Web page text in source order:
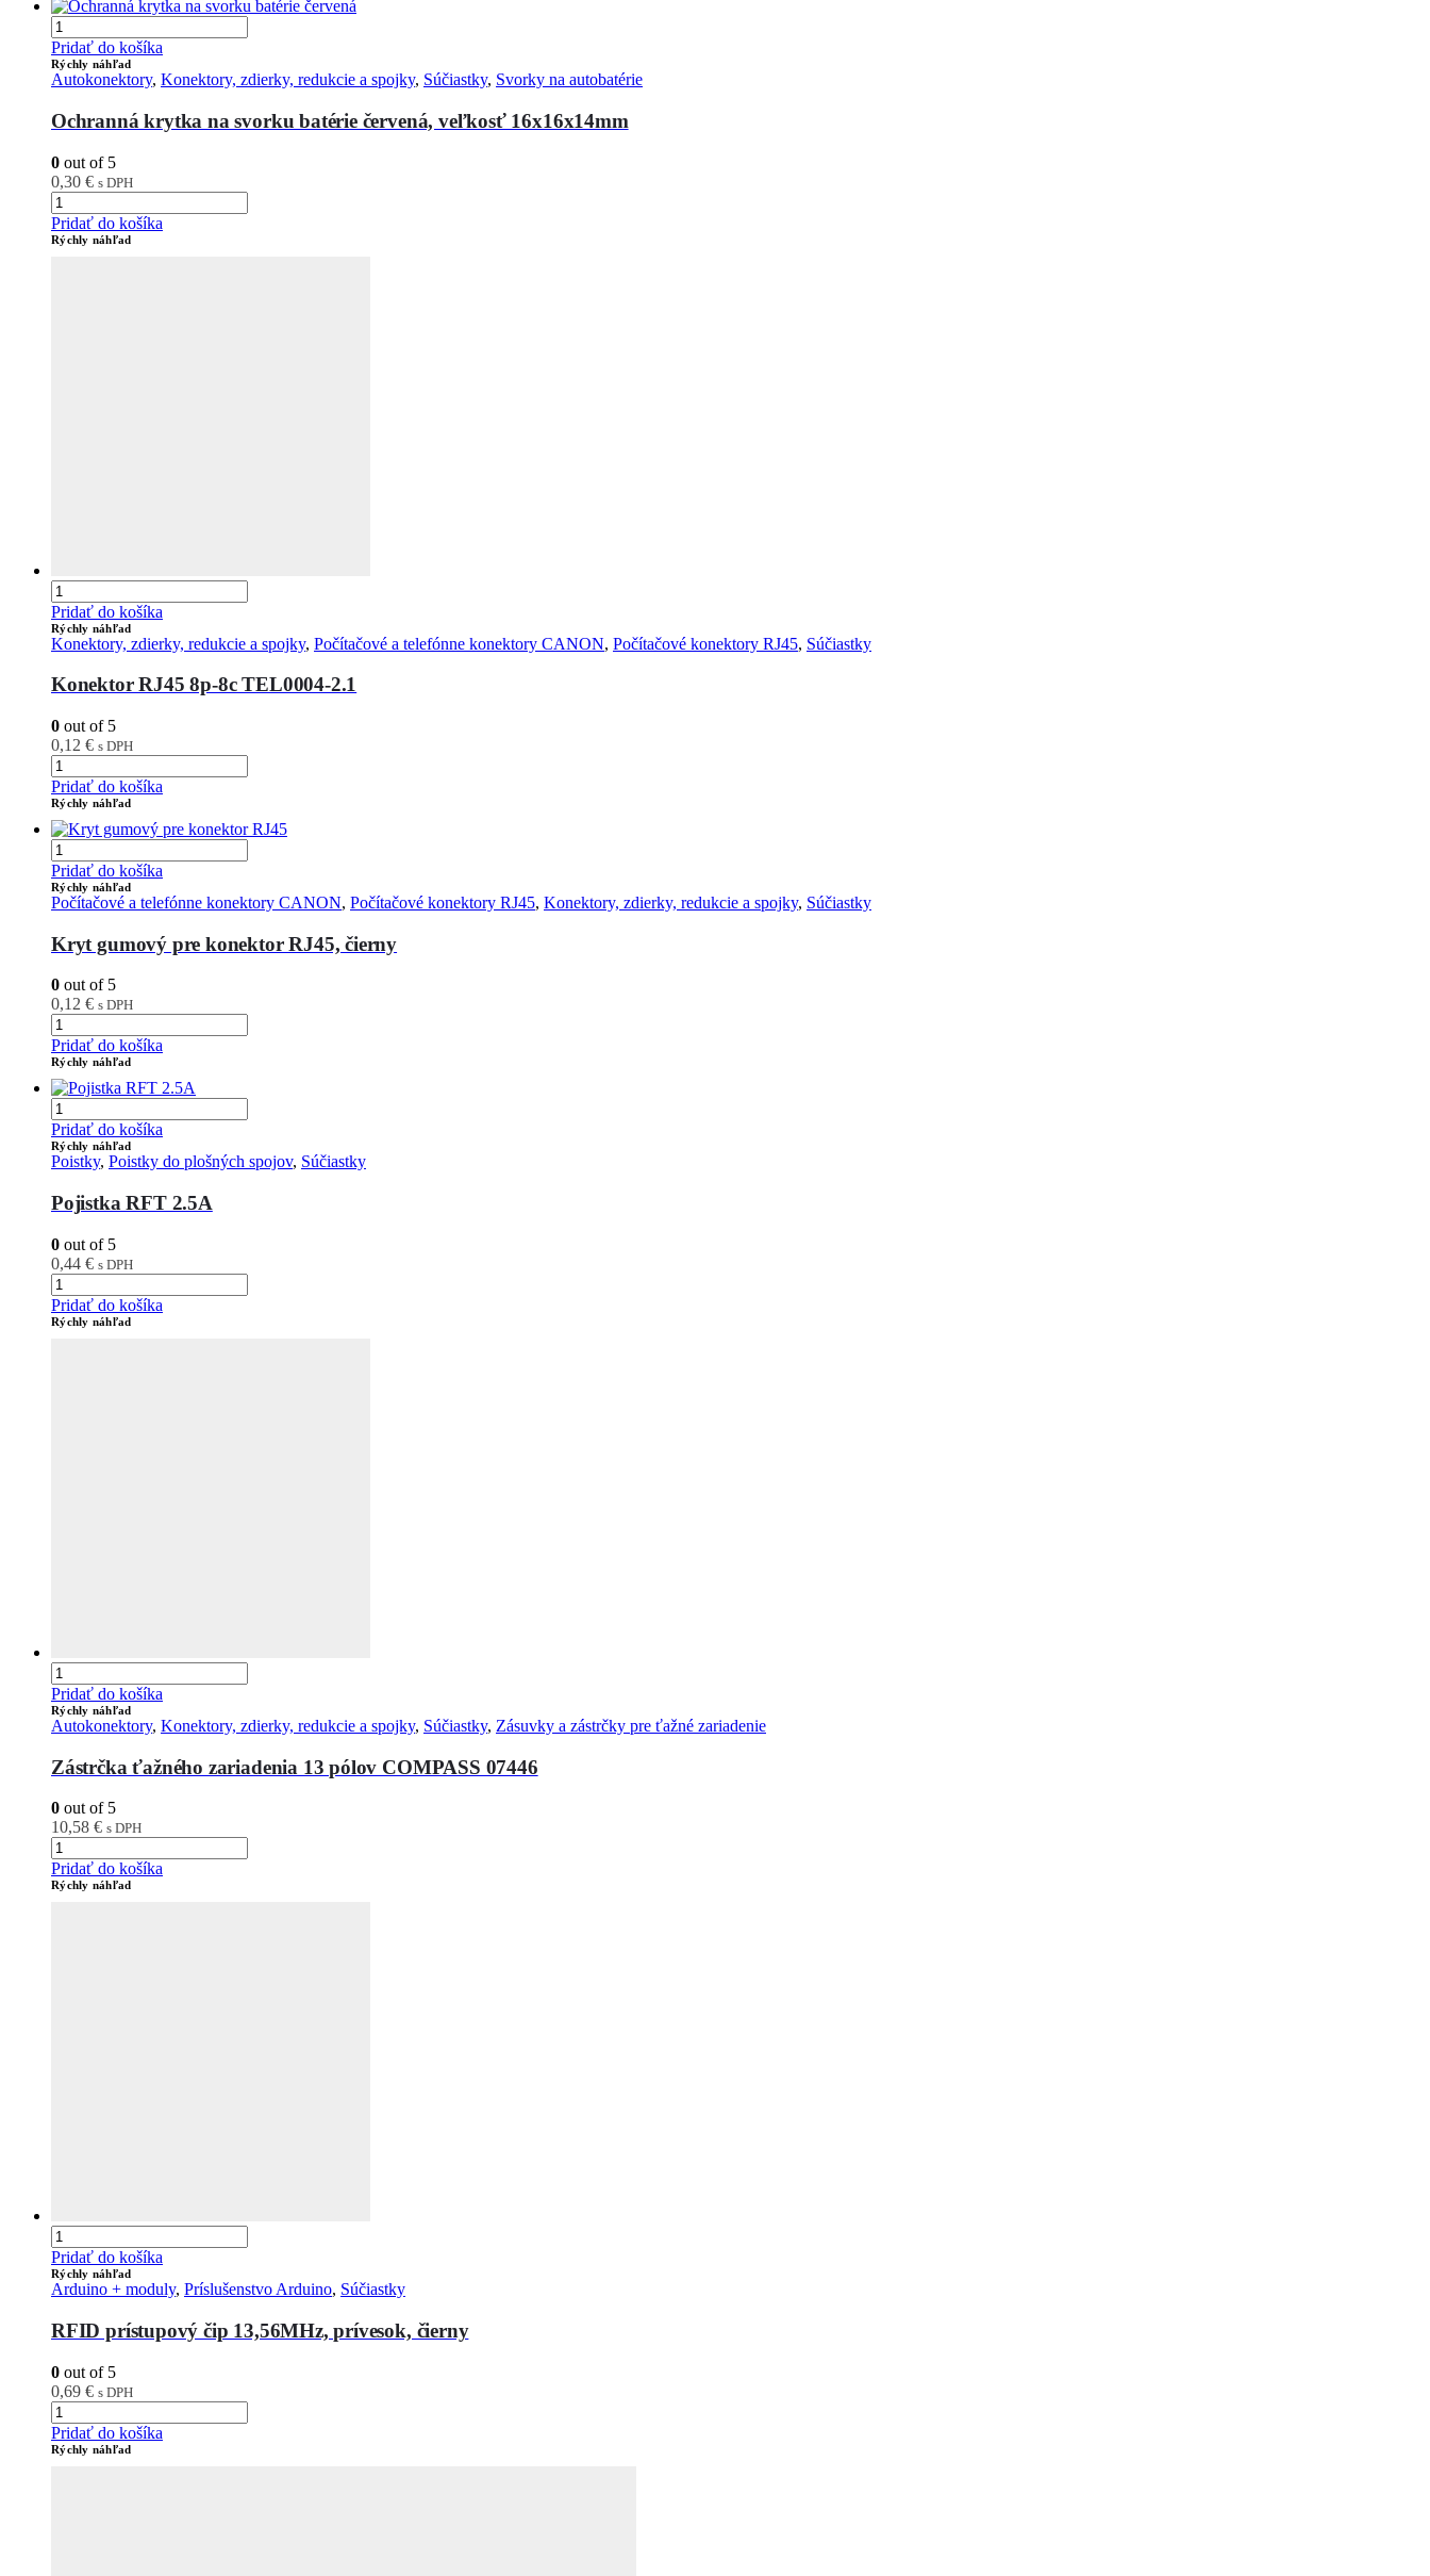
Pridať do košíka
Rýchly náhľad
Autokonektory, Konektory, zdierky, redukcie a spojky, Súčiastky, Svorky na autobatérie
Ochranná krytka na svorku batérie červená, veľkosť 16x16x14mm
0 out of 5
0,30 € s DPH
Pridať do košíka
Rýchly náhľad
Pridať do košíka
Rýchly náhľad
Konektory, zdierky, redukcie a spojky, Počítačové a telefónne konektory CANON, Počítačové konektory RJ45, Súčiastky
Konektor RJ45 8p-8c TEL0004-2.1
0 out of 5
0,12 € s DPH
Pridať do košíka
Rýchly náhľad
Pridať do košíka
Rýchly náhľad
Počítačové a telefónne konektory CANON, Počítačové konektory RJ45, Konektory, zdierky, redukcie a spojky, Súčiastky
Kryt gumový pre konektor RJ45, čierny
0 out of 5
0,12 € s DPH
Pridať do košíka
Rýchly náhľad
Pridať do košíka
Rýchly náhľad
Poistky, Poistky do plošných spojov, Súčiastky
Pojistka RFT 2.5A
0 out of 5
0,44 € s DPH
Pridať do košíka
Rýchly náhľad
Pridať do košíka
Rýchly náhľad
Autokonektory, Konektory, zdierky, redukcie a spojky, Súčiastky, Zásuvky a zástrčky pre ťažné zariadenie
Zástrčka ťažného zariadenia 13 pólov COMPASS 07446
0 out of 5
10,58 € s DPH
Pridať do košíka
Rýchly náhľad
Pridať do košíka
Rýchly náhľad
Arduino + moduly, Príslušenstvo Arduino, Súčiastky
RFID prístupový čip 13,56MHz, prívesok, čierny
0 out of 5
0,69 € s DPH
Pridať do košíka
Rýchly náhľad